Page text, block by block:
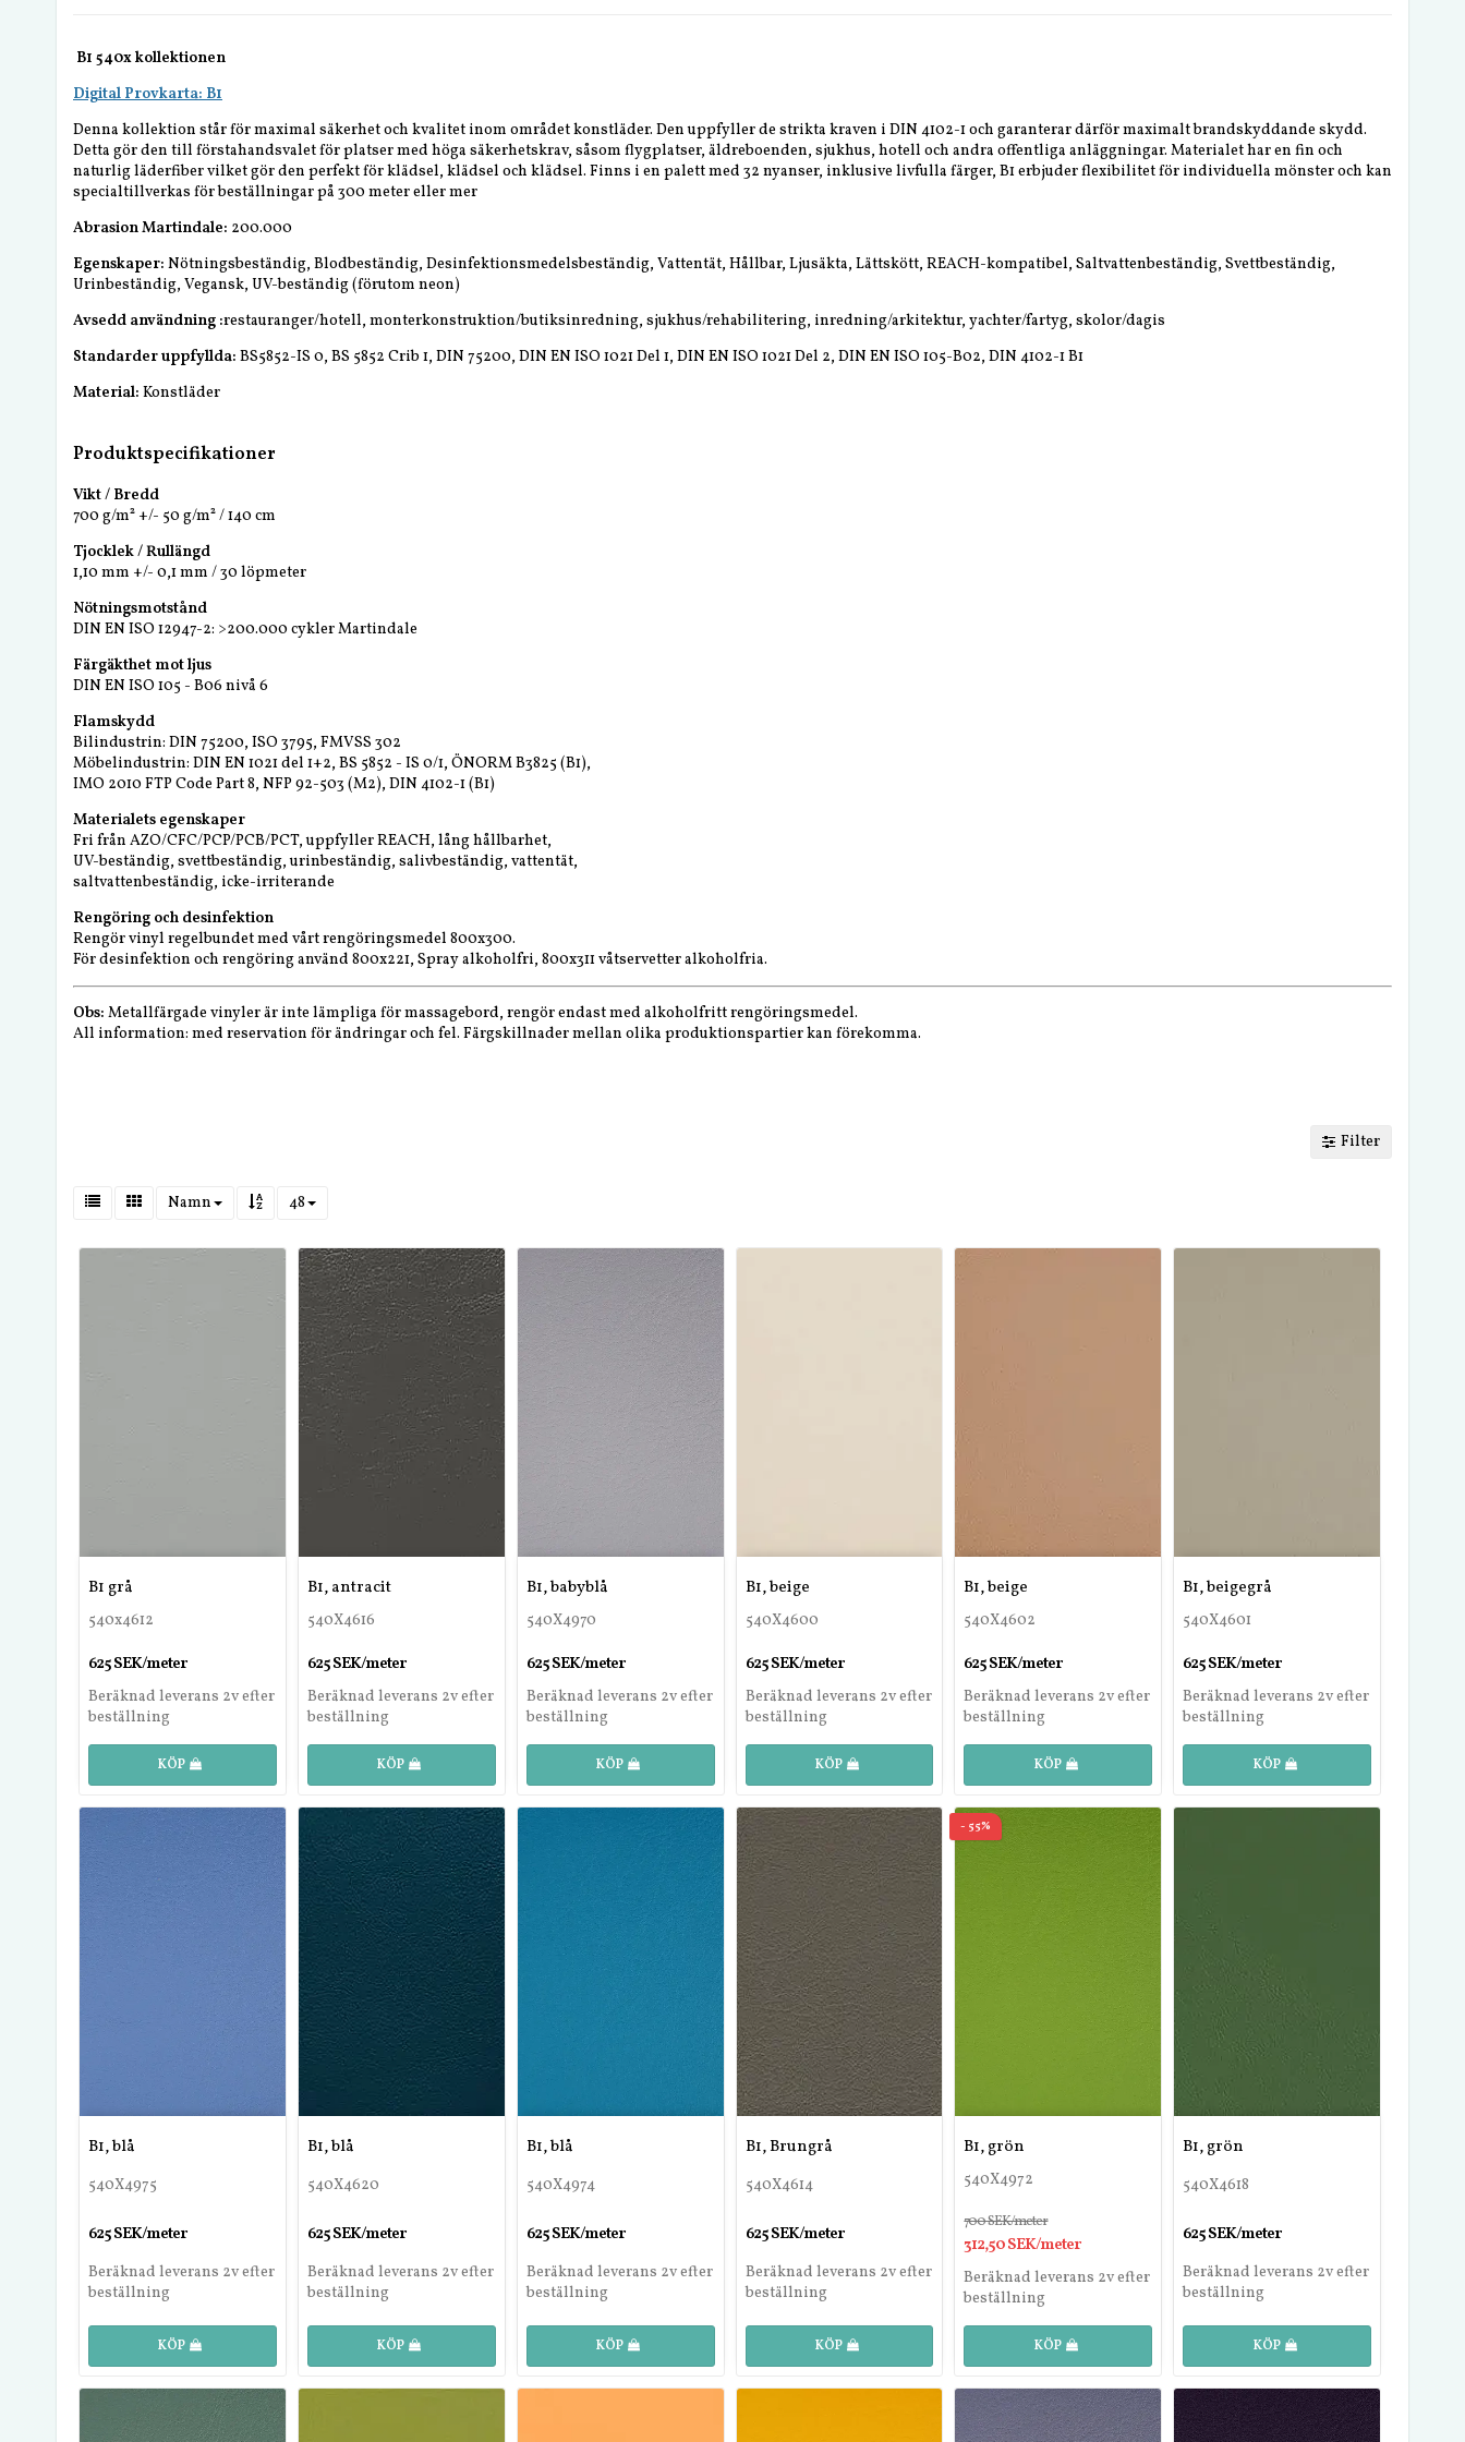
B1 540x kollektionen
Digital Provkarta: B1
Denna kollektion står för maximal säkerhet och kvalitet inom området konstläder. Den uppfyller de strikta kraven i DIN 4102-1 och garanterar därför maximalt brandskyddande skydd.
Detta gör den till förstahandsvalet för platser med höga säkerhetskrav, såsom flygplatser, äldreboenden, sjukhus, hotell och andra offentliga anläggningar. Materialet har en fin och
naturlig läderfiber vilket gör den perfekt för klädsel, klädsel och klädsel. Finns i en palett med 32 nyanser, inklusive livfulla färger, B1 erbjuder flexibilitet för individuella mönster och kan
specialtillverkas för beställningar på 300 meter eller mer
Abrasion Martindale: 200.000
Egenskaper: Nötningsbeständig, Blodbeständig, Desinfektionsmedelsbeständig, Vattentät, Hållbar, Ljusäkta, Lättskött, REACH-kompatibel, Saltvattenbeständig, Svettbeständig,
Urinbeständig, Vegansk, UV-beständig (förutom neon)
Avsedd användning :restauranger/hotell, monterkonstruktion/butiksinredning, sjukhus/rehabilitering, inredning/arkitektur, yachter/fartyg, skolor/dagis
Standarder uppfyllda: BS5852-IS 0, BS 5852 Crib 1, DIN 75200, DIN EN ISO 1021 Del 1, DIN EN ISO 1021 Del 2, DIN EN ISO 105-B02, DIN 4102-1 B1
Material: Konstläder
Produktspecifikationer
Vikt / Bredd
700 g/m² +/- 50 g/m² / 140 cm
Tjocklek / Rullängd
1,10 mm +/- 0,1 mm / 30 löpmeter
Nötningsmotstånd
DIN EN ISO 12947-2: >200.000 cykler Martindale
Färgäkthet mot ljus
DIN EN ISO 105 - B06 nivå 6
Flamskydd
Bilindustrin: DIN 75200, ISO 3795, FMVSS 302
Möbelindustrin: DIN EN 1021 del 1+2, BS 5852 - IS 0/1, ÖNORM B3825 (B1),
IMO 2010 FTP Code Part 8, NFP 92-503 (M2), DIN 4102-1 (B1)
Materialets egenskaper
Fri från AZO/CFC/PCP/PCB/PCT, uppfyller REACH, lång hållbarhet,
UV-beständig, svettbeständig, urinbeständig, salivbeständig, vattentät,
saltvattenbeständig, icke-irriterande
Rengöring och desinfektion
Rengör vinyl regelbundet med vårt rengöringsmedel 800x300.
För desinfektion och rengöring använd 800x221, Spray alkoholfri, 800x311 våtservetter alkoholfria.
Obs: Metallfärgade vinyler är inte lämpliga för massagebord, rengör endast med alkoholfritt rengöringsmedel.
All information: med reservation för ändringar och fel. Färgskillnader mellan olika produktionspartier kan förekomma.
Filter
Namn 48
B1 grå
540x4612
625 SEK/meter
Beräknad leverans 2v efter
beställning
KÖP
B1, antracit
540X4616
625 SEK/meter
Beräknad leverans 2v efter
beställning
KÖP
B1, babyblå
540X4970
625 SEK/meter
Beräknad leverans 2v efter
beställning
KÖP
B1, beige
540X4600
625 SEK/meter
Beräknad leverans 2v efter
beställning
KÖP
B1, beige
540X4602
625 SEK/meter
Beräknad leverans 2v efter
beställning
KÖP
B1, beigegrå
540X4601
625 SEK/meter
Beräknad leverans 2v efter
beställning
KÖP
B1, blå
540X4975
625 SEK/meter
Beräknad leverans 2v efter
beställning
KÖP
B1, blå
540X4620
625 SEK/meter
Beräknad leverans 2v efter
beställning
KÖP
B1, blå
540X4974
625 SEK/meter
Beräknad leverans 2v efter
beställning
KÖP
B1, Brungrå
540X4614
625 SEK/meter
Beräknad leverans 2v efter
beställning
KÖP
- 55%
B1, grön
540X4972
700 SEK/meter
312,50 SEK/meter
Beräknad leverans 2v efter
beställning
KÖP
B1, grön
540X4618
625 SEK/meter
Beräknad leverans 2v efter
beställning
KÖP